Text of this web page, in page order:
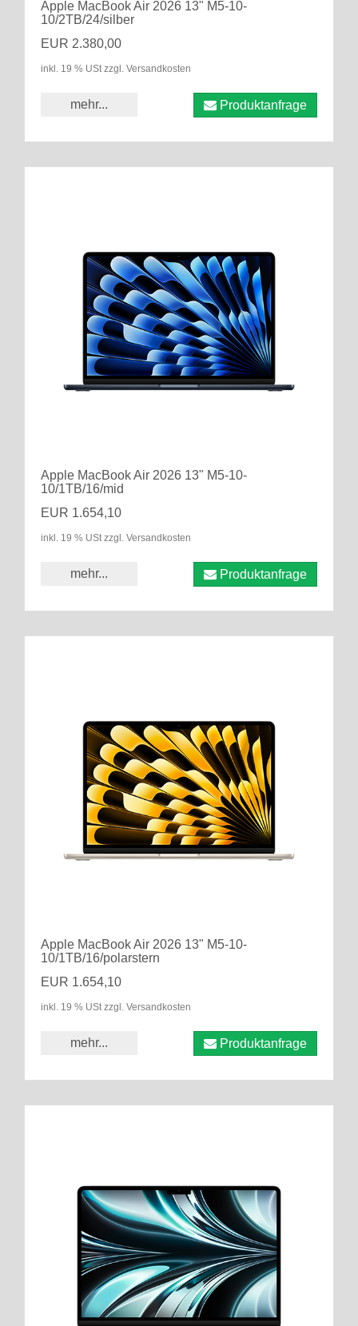
Apple MacBook Air 2026 13" M5-10-
10/2TB/24/silber
EUR 2.380,00
inkl. 19 % USt zzgl. Versandkosten
mehr... Produktanfrage
Apple MacBook Air 2026 13" M5-10-
10/1TB/16/mid
EUR 1.654,10
inkl. 19 % USt zzgl. Versandkosten
mehr... Produktanfrage
Apple MacBook Air 2026 13" M5-10-
10/1TB/16/polarstern
EUR 1.654,10
inkl. 19 % USt zzgl. Versandkosten
mehr... Produktanfrage